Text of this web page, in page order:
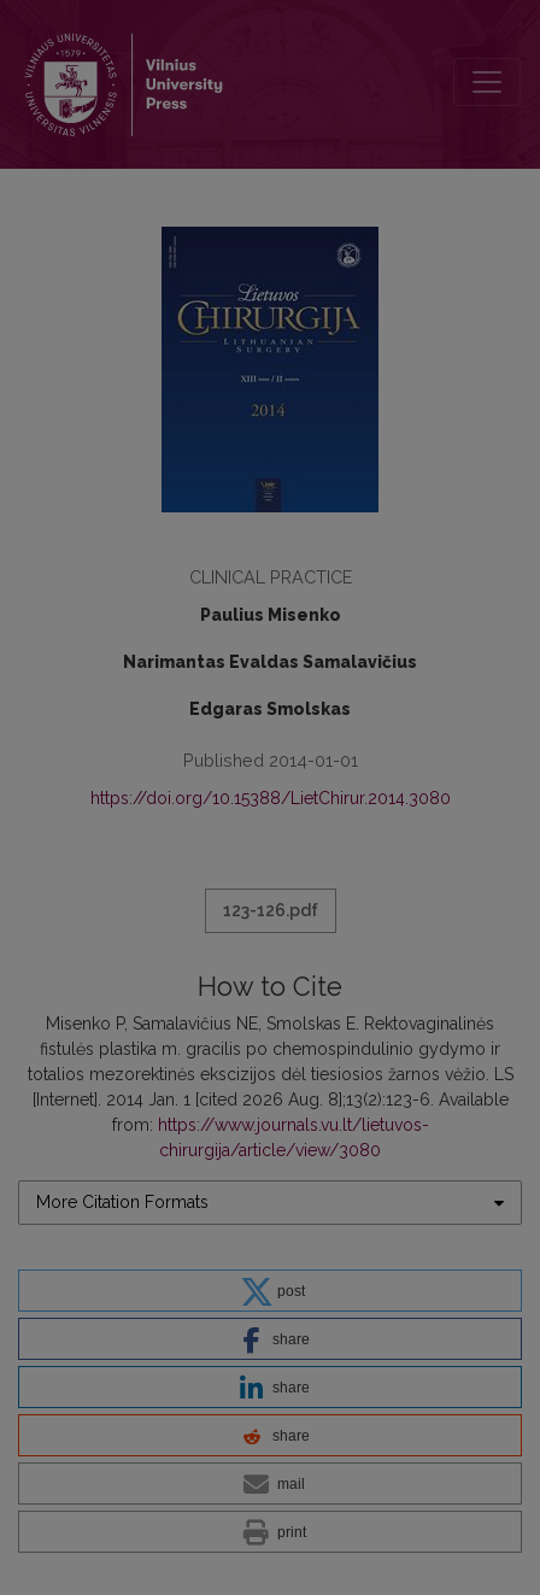
CLINICAL PRACTICE
Paulius Misenko
Narimantas Evaldas Samalavičius
Edgaras Smolskas
Published 2014-01-01
https://doi.org/10.15388/LietChirur.2014.3080
123-126.pdf
How to Cite
Misenko P, Samalavičius NE, Smolskas E. Rektovaginalinės
fistulės plastika m. gracilis po chemospindulinio gydymo ir
totalios mezorektinės ekscizijos dėl tiesiosios žarnos vėžio. LS
[Internet]. 2014 Jan. 1 [cited 2026 Aug. 8];13(2):123-6. Available
from: https://www.journals.vu.lt/lietuvos-
chirurgija/article/view/3080
More Citation Formats
post
share
share
share
mail
print